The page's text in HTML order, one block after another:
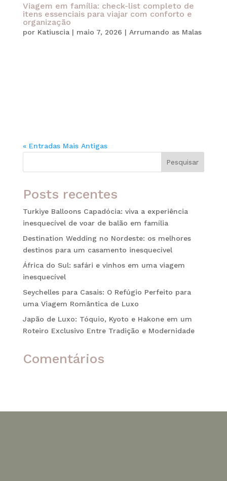
Viagem em família: check-list completo de
itens essenciais para viajar com conforto e
organização
por Katiuscia| maio 7, 2026 | Arrumando as Malas
« Entradas Mais Antigas
Pesquisar
Posts recentes
Turkiye Balloons Capadócia: viva a experiência
inesquecível de voar de balão em família
Destination Wedding no Nordeste: os melhores
destinos para um casamento inesquecível
África do Sul: safári e vinhos em uma viagem
inesquecível
Seychelles para Casais: O Refúgio Perfeito para
uma Viagem Romântica de Luxo
Japão de Luxo: Tóquio, Kyoto e Hakone em um
Roteiro Exclusivo Entre Tradição e Modernidade
Comentários